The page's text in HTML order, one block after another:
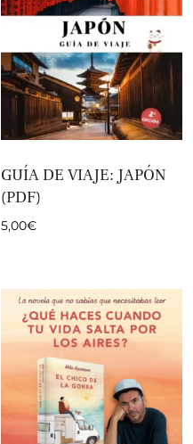
GUÍA DE VIAJE: JAPÓN
(PDF)
5,00€